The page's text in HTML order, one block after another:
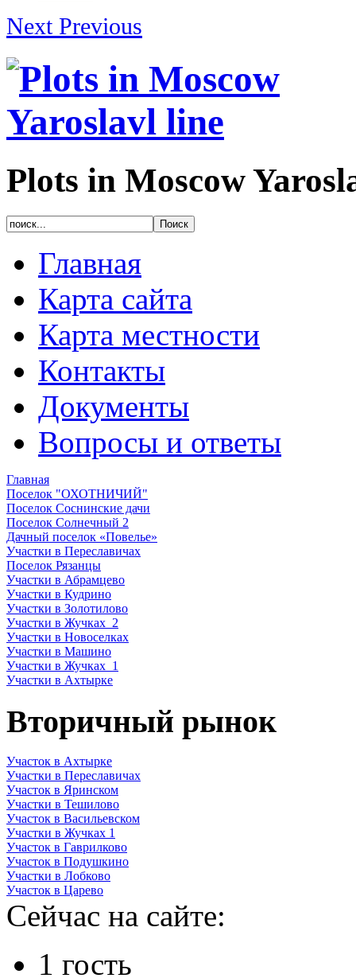
Next Previous
Plots in Moscow
Главная
Карта сайта
Карта местности
Контакты
Документы
Вопросы и ответы
Главная
Поселок "ОХОТНИЧИЙ"
Поселок Соснинские дачи
Поселок Солнечный 2
Дачный поселок «Повелье»
Участки в Переславичах
Поселок Рязанцы
Участки в Абрамцево
Участки в Кудрино
Участки в Золотилово
Участки в Жучках_2
Участки в Новоселках
Участки в Машино
Участки в Жучках_1
Участки в Ахтырке
Вторичный рынок
Участок в Ахтырке
Участки в Переславичах
Участок в Яринском
Участки в Тешилово
Участок в Васильевском
Участки в Жучках 1
Участок в Гаврилково
Участок в Подушкино
Участки в Лобково
Участок в Царево
Сейчас на сайте:
1 гость